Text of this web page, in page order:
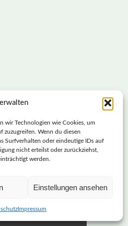
wir Technologien wie Cookies, um
zuzugreifen. Wenn du diesen
Surfverhalten oder eindeutige IDs auf
nicht erteilst oder zurückziehst,
werden.
Einstellungen ansehen
Impressum
–